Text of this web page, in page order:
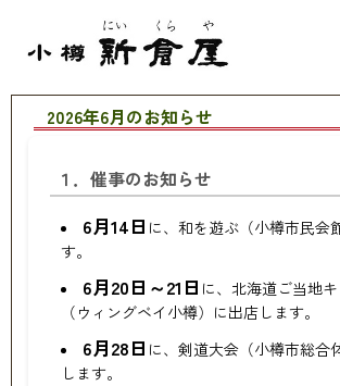
2026年6月のお知らせ
１．催事のお知らせ
6月14日 に、和を遊ぶ（小樽市民会
す。
6月20日～21日 に、北海道ご当地
（ウィングベイ小樽）に出店します。
6月28日 に、剣道大会（小樽市総合
します。